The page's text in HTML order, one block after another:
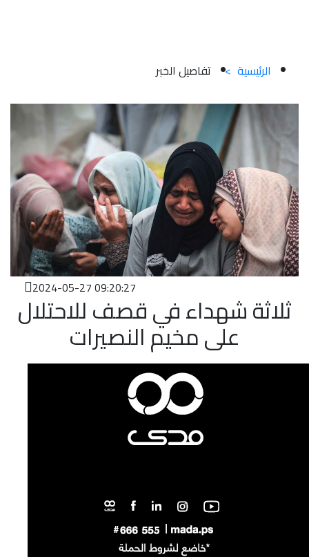
الرئيسية > تفاصيل الخبر
2024-05-27 09:20:27
ثلاثة شهداء في قصف للاحتلال
على مخيم النصيرات